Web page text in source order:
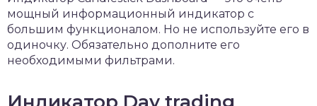
мощный информационный индикатор с
большим функционалом. Но не используйте его в
одиночку. Обязательно дополните его
необходимыми фильтрами.